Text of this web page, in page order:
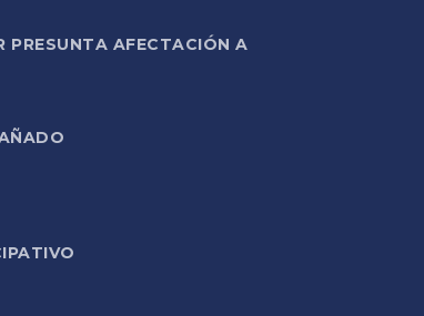
PRESUNTA AFECTACIÓN A